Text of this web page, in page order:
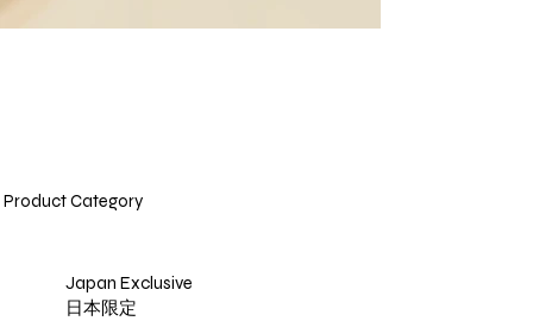
Product Category
Japan Exclusive
​日本限定